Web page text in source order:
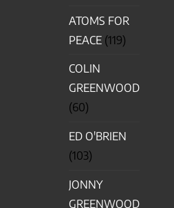
ATOMS FOR
PEACE (119)
COLIN
GREENWOOD
(60)
ED O'BRIEN
(103)
JONNY
GREENWOOD